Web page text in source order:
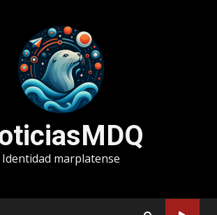
Identidad marplatense